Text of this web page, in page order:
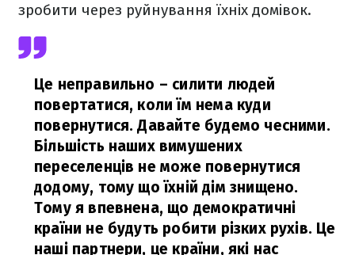
зробити через руйнування їхніх домівок.
Це неправильно – силити людей
повертатися, коли їм нема куди
повернутися. Давайте будемо чесними.
Більшість наших вимушених
переселенців не може повернутися
додому, тому що їхній дім знищено.
Тому я впевнена, що демократичні
країни не будуть робити різких рухів. Це
наші партнери, це країни, які нас